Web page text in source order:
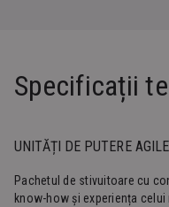
Specificații
UNITĂȚI DE PUTERE AGILE
Pachetul de stivuitoare cu
know-how și experiența